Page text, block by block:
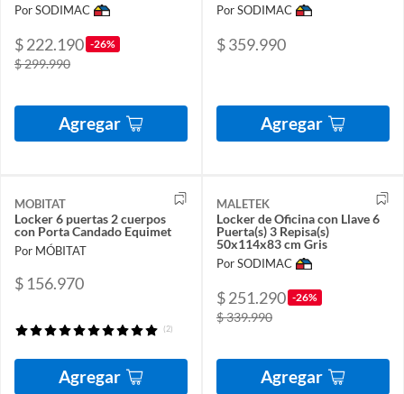
Por SODIMAC
$ 222.190 -26%
$ 299.990
Agregar
Por SODIMAC
$ 359.990
Agregar
MOBITAT
Locker 6 puertas 2 cuerpos
con Porta Candado Equimet
Por MÓBITAT
$ 156.970
(2)
Agregar
MALETEK
Locker de Oficina con Llave 6
Puerta(s) 3 Repisa(s)
50x114x83 cm Gris
Por SODIMAC
$ 251.290 -26%
$ 339.990
Agregar